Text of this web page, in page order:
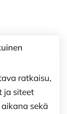
ratkaisu,
ja siteet
sekä